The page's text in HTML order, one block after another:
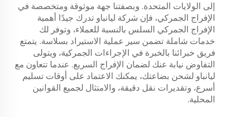
إلى الولايات المتحدة. وبصفتنا جهة موثوقة ومتخصصة في
الإفراج الجمركي، فإن شركة ليانباو تدرك جيدًا أهمية
الإفراج الجمركي السلس بالنسبة للعملاء، وتوفر لك
خدمات شاملة تضمن سير عملية الاستيراد بسلاسة. يتمتع
فريق خبرائنا بالخبرة في الإجراءات الجمركية، ويتولى
التفاوض نيابة عنك لضمان الإفراج السريع. عندما تتعاون مع
ليانباو لشحن بضاعتك، يمكنك الاعتماد على أوقات تسليم
أسرع، وتقديرات نقل دقيقة، والامتثال لجميع القوانين
المحلية.